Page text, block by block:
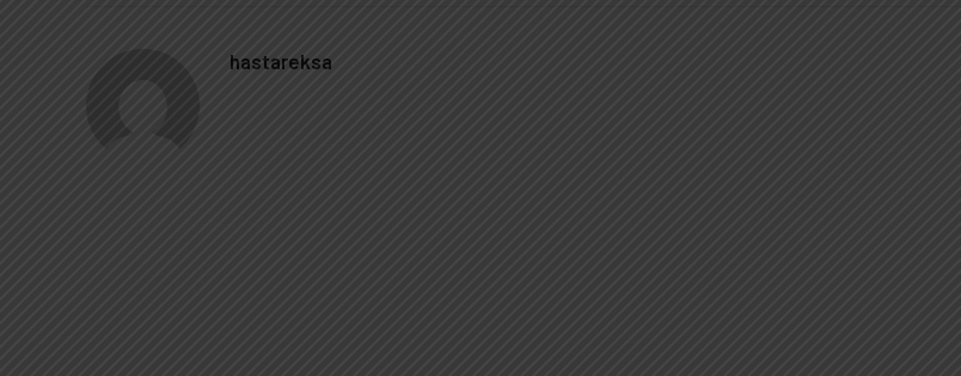
hastareksa